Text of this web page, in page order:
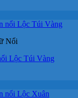
Nổi
Lộc Túi Vàng